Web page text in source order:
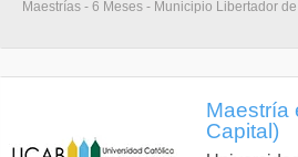
Maestrías - 6 Meses - Municipio Libertador
Maestría
Capital)